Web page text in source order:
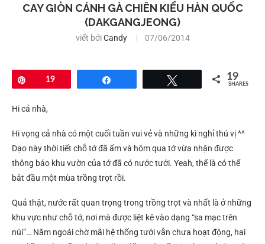
CAY GIÒN CÁNH GÀ CHIÊN KIỂU HÀN QUỐC
(DAKGANGJEONG)
viết bởiCandy 07/06/2014
19 19
SHARES
Hi cả nhà,
Hi vọng cả nhà có một cuối tuần vui vẻ và những kì nghỉ thú vị ^^
Dạo này thời tiết chỗ tớ đã ấm và hôm qua tớ vừa nhận được
thông báo khu vườn của tớ đã có nước tưới. Yeah, thế là có thể
bắt đầu một mùa trồng trọt rồi.
Quả thật, nước rất quan trọng trong trồng trọt và nhất là ở những
khu vực như chỗ tớ, nơi mà được liệt kê vào dạng “sa mạc trên
núi”… Năm ngoái chờ mãi hệ thống tưới vẫn chưa hoạt động, hai